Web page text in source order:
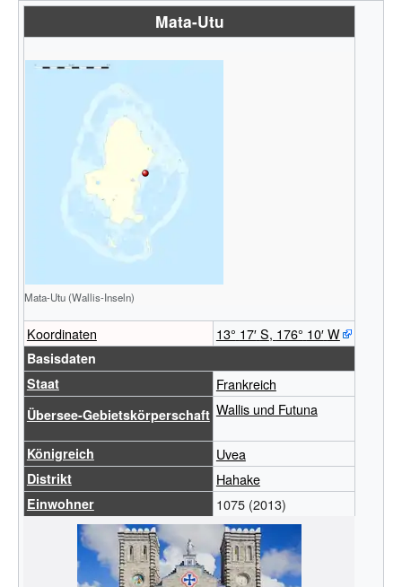
Mata-Utu
Mata-Utu (Wallis-Inseln)
Mata-
Koordinaten 13° 17′S, 176° 10′W
Basisdaten
Staat
Frankreich
Übersee-Gebietskörperschaft Wallis und Futuna
Königreich Uvea
Distrikt Hahake
Einwohner 1075 (2013)